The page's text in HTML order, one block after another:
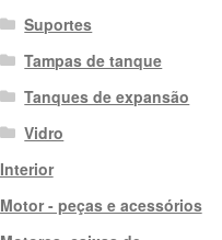
Suportes
Tampas de tanque
Tanques de expansão
Vidro
Interior
Motor - peças e acessórios